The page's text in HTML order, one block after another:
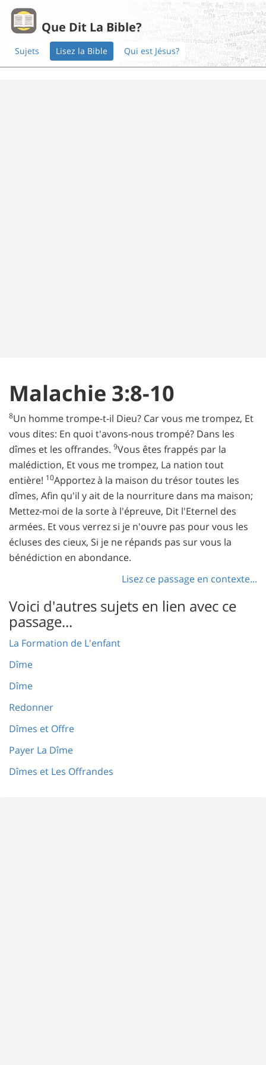
Que Dit La Bible?
Sujets Lisez la Bible Qui est Jésus?
Malachie 3:8-10
8Un homme trompe-t-il Dieu? Car vous me trompez, Et
vous dites: En quoi t'avons-nous trompé? Dans les
dîmes et les offrandes. 9Vous êtes frappés par la
malédiction, Et vous me trompez, La nation tout
entière! 10Apportez à la maison du trésor toutes les
dîmes, Afin qu'il y ait de la nourriture dans ma maison;
Mettez-moi de la sorte à l'épreuve, Dit l'Eternel des
armées. Et vous verrez si je n'ouvre pas pour vous les
écluses des cieux, Si je ne répands pas sur vous la
bénédiction en abondance.
Lisez ce passage en contexte...
Voici d'autres sujets en lien avec ce
passage...
La Formation de L'enfant
Dîme
Dîme
Redonner
Dîmes et Offre
Payer La Dîme
Dîmes et Les Offrandes